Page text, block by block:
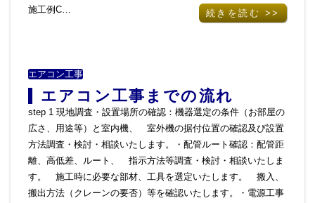
施工例C…
続きを読む >>
エアコン工事
エアコン工事までの流れ
step 1 現地調査・設置場所の確認：機器選定の条件（お部屋の
広さ、用途等）と室内機、 室外機の据付位置の確認及び設置
方法調査・検討・相談いたします。・配管ルート確認：配管距
離、高低差、ルート、 指示方法等調査・検討・相談いたしま
す。 施工時に必要な部材、工具を選定いたします。 搬入、
搬出方法（クレーンの要否）等を確認いたします。・電源工事